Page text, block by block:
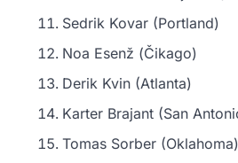
Sedrik Kovar (Portland)
Noa Esenž (Čikago)
Derik Kvin (Atlanta)
Karter Brajant (San
Tomas Sorber (Oklahoma)